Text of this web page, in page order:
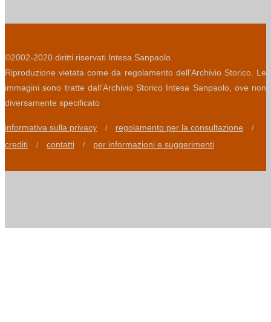
©2002-2020 diritti riservati Intesa Sanpaolo.
Riproduzione vietata come da regolamento dell'Archivio Storico. Le
immagini sono tratte dall'Archivio Storico Intesa Sanpaolo, ove non
diversamente specificato
informativa sulla privacy / regolamento per la consultazione /
crediti / contatti / per informazioni e suggerimenti